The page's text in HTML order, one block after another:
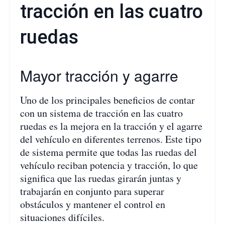
tracción en las cuatro
ruedas
Mayor tracción y agarre
Uno de los principales beneficios de contar
con un sistema de tracción en las cuatro
ruedas es la mejora en la tracción y el agarre
del vehículo en diferentes terrenos. Este tipo
de sistema permite que todas las ruedas del
vehículo reciban potencia y tracción, lo que
significa que las ruedas girarán juntas y
trabajarán en conjunto para superar
obstáculos y mantener el control en
situaciones difíciles.